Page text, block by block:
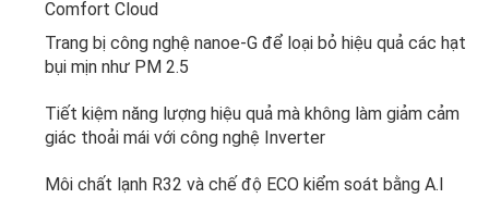
Comfort Cloud
Trang bị công nghệ nanoe-G để loại bỏ hiệu quả các hạt
bụi mịn như PM 2.5
Tiết kiệm năng lượng hiệu quả mà không làm giảm cảm
giác thoải mái với công nghệ Inverter
Môi chất lạnh R32 và chế độ ECO kiểm soát bằng A.I